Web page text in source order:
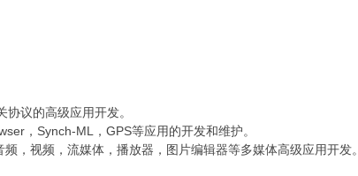
议的高级应用开发。
，Synch-ML，GPS等应用的开发和维护。
，视频，流媒体，播放器，图片编辑器等多媒体高级应用开发。